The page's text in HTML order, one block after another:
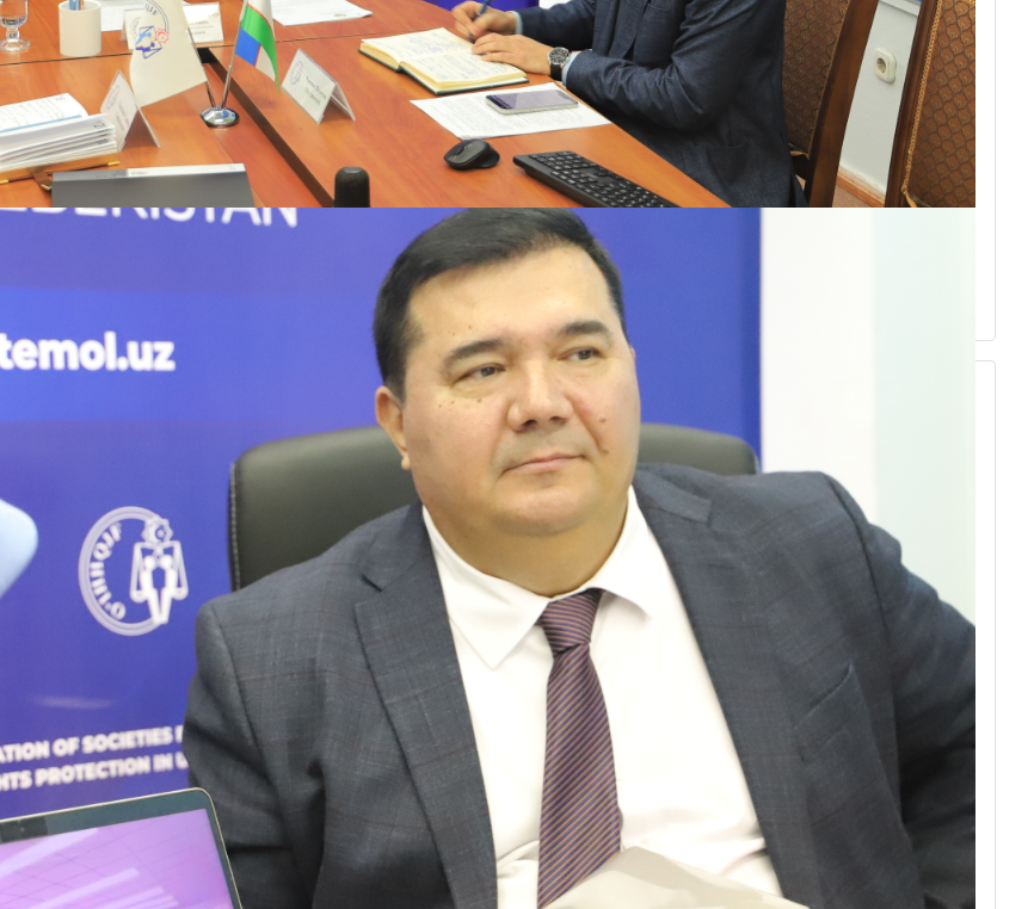
7:06
huquqlarini himoya qilish jamiyatlari federatsiyasi raisi oʻrinbosari
mavzusida